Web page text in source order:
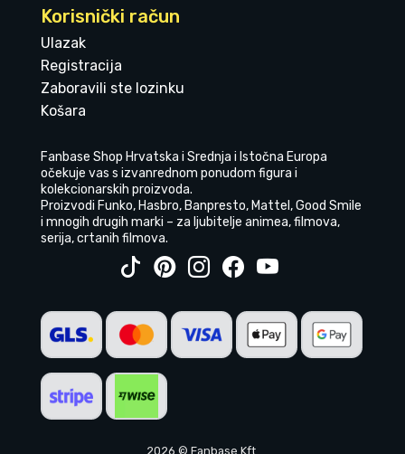
Korisnički račun
Ulazak
Registracija
Zaboravili ste lozinku
Košara
Fanbase Shop Hrvatska i Srednja i Istočna Europa
očekuje vas s izvanrednom ponudom figura i
kolekcionarskih proizvoda.
Proizvodi Funko, Hasbro, Banpresto, Mattel, Good Smile
i mnogih drugih marki – za ljubitelje animea, filmova,
serija, crtanih filmova.
2026 © Fanbase Kft.